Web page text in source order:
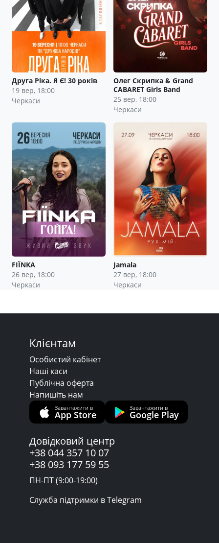
Друга Ріка. Я Є! 30 років
19 вер, 18:00
Черкаси
Олег Скрипка & Grand
CABARET Girls Band
25 вер, 18:00
Черкаси
FIЇNKA
26 вер, 18:00
Черкаси
Jamala
27 вер, 18:00
Черкаси
Клієнтам
Особистий кабінет
Наші каси
Публічна оферта
Напишіть нам
Завантажити в
App Store
Завантажити в
Google Play
Довідковий центр
+38 044 357 10 07
+38 093 177 59 55
ПН-ПТ (9:00-19:00)
Служба підтримки в Telegram